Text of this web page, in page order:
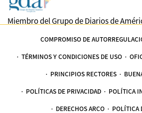
Miembro del Grupo de Diarios de
COMPROMISO DE
TÉRMINOS Y CONDICIONES DE USO
PRINCIPIOS RECTORES
POLÍTICAS DE PRIVACIDAD POLÍTICA
DERECHOS ARCO POLÍTICA